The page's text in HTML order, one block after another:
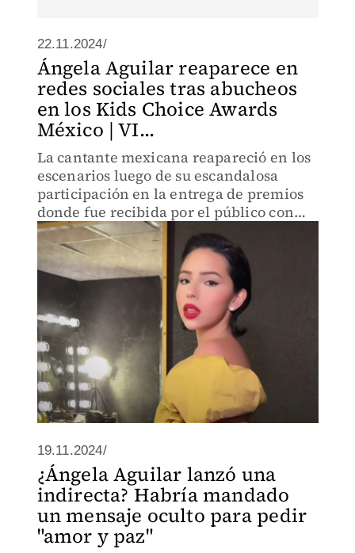
22.11.2024/
Ángela Aguilar reaparece en
redes sociales tras abucheos
en los Kids Choice Awards
México | VI...
La cantante mexicana reapareció en los
escenarios luego de su escandalosa
participación en la entrega de premios
donde fue recibida por el público con
fuertes gritos con el nombre de Cazzu,
ex pareja y madre de la hija de su
esposo, el cantante Chris
19.11.2024/
¿Ángela Aguilar lanzó una
indirecta? Habría mandado
un mensaje oculto para pedir
"amor y paz"